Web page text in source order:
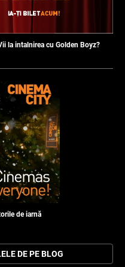
la intalnirea cu Golden Boyz?
de iarnă
DE PE BLOG